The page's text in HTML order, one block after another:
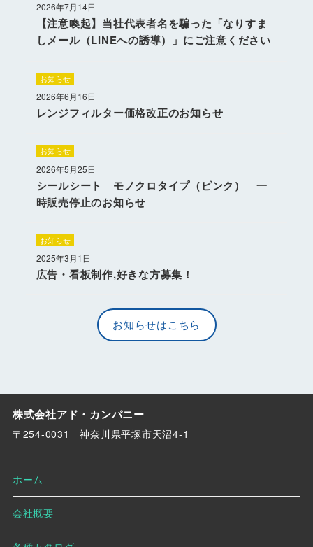
2026年7月14日
【注意喚起】当社代表者名を騙った「なりすま
しメール（LINEへの誘導）」にご注意ください
お知らせ
2026年6月16日
レンジフィルター価格改正のお知らせ
お知らせ
2026年5月25日
シールシート モノクロタイプ（ピンク） 一
時販売停止のお知らせ
お知らせ
2025年3月1日
広告・看板制作,好きな方募集！
お知らせはこちら
株式会社アド・カンパニー
〒254-0031 神奈川県平塚市天沼4-1
ホーム
会社概要